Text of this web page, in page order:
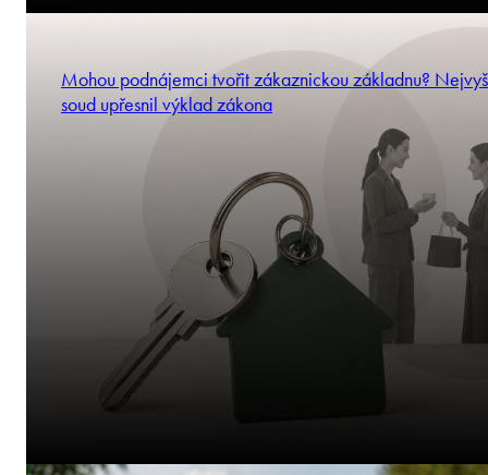
Mohou podnájemci tvořit zákaznickou základnu?
soud upřesnil výklad zákona